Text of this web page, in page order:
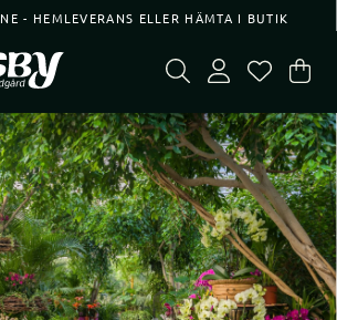
- HEMLEVERANS ELLER HÄMTA I BUTIK
.